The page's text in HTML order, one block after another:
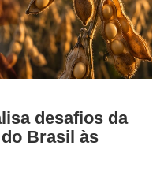
desafios da
Brasil às